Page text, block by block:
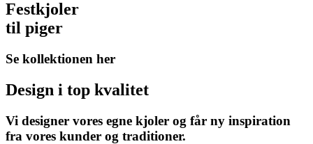
Festkjoler
til piger
Se kollektionen her
Design i top kvalitet
Vi designer vores egne kjoler og får ny inspiration
fra vores kunder og traditioner.